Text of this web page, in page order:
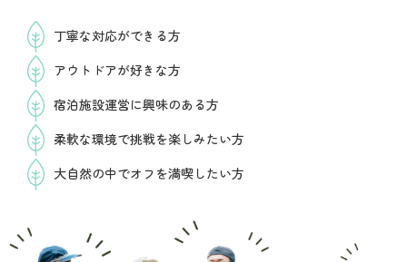
丁寧な対応ができる方
アウトドアが好きな方
宿泊施設運営に興味のある方
柔軟な環境で挑戦を楽しみたい方
大自然の中でオフを満喫したい方